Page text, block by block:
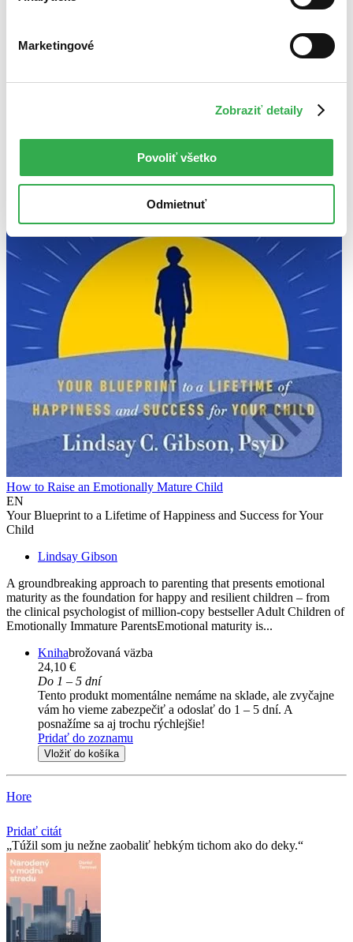
Marketingové
Zobraziť detaily
Povoliť všetko
Odmietnuť
How to Raise an Emotionally Mature Child
EN
Your Blueprint to a Lifetime of Happiness and Success for Your
Child
Lindsay Gibson
A groundbreaking approach to parenting that presents emotional
maturity as the foundation for happy and resilient children – from
the clinical psychologist of million-copy bestseller Adult Children of
Emotionally Immature ParentsEmotional maturity is...
Knihabrožovaná väzba
24,10 €
Do 1 – 5 dní
Tento produkt momentálne nemáme na sklade, ale zvyčajne
vám ho vieme zabezpečiť a odoslať do 1 – 5 dní. A
posnažíme sa aj trochu rýchlejšie!
Pridať do zoznamu
Vložiť do košíka
Hore
Pridať citát
Túžil som ju nežne zaobaliť hebkým tichom ako do deky.